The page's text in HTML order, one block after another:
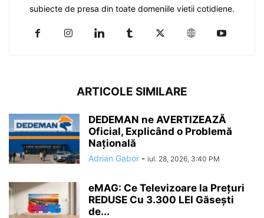
subiecte de presa din toate domeniile vietii cotidiene.
ARTICOLE SIMILARE
DEDEMAN ne AVERTIZEAZĂ
Oficial, Explicând o Problemă
Națională
Adrian Gabor - iul. 28, 2026, 3:40 PM
eMAG: Ce Televizoare la Prețuri
REDUSE Cu 3.300 LEI Găsești
de...